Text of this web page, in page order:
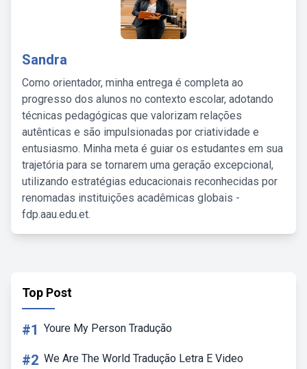
Sandra
Como orientador, minha entrega é completa ao
progresso dos alunos no contexto escolar, adotando
técnicas pedagógicas que valorizam relações
autênticas e são impulsionadas por criatividade e
entusiasmo. Minha meta é guiar os estudantes em sua
trajetória para se tornarem uma geração excepcional,
utilizando estratégias educacionais reconhecidas por
renomadas instituições acadêmicas globais -
fdp.aau.edu.et.
Top Post
#1 Youre My Person Tradução
#2 We Are The World Tradução Letra E Video